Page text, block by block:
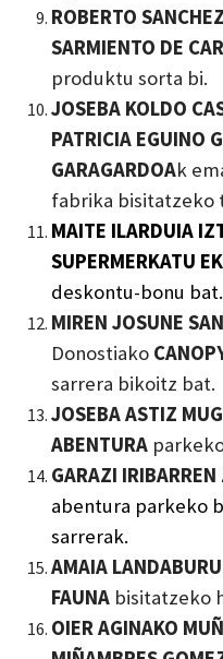
ROBERTO
SARMIENTO DE
produktu sorta bi.
JOSEBA KOLDO
PATRICIA EGUINO
GARAGARDOAk
fabrika bisitatzeko
MAITE ILARDUIA
SUPERMERKATU
deskontu-bonu bat.
MIREN JOSUNE
Donostiako
sarrera bikoitz bat.
JOSEBA ASTIZ
ABENTURA
GARAZI
abentura parkeko
sarrerak.
AMAIA
FAUNA bisitatzeko
OIER AGINAKO